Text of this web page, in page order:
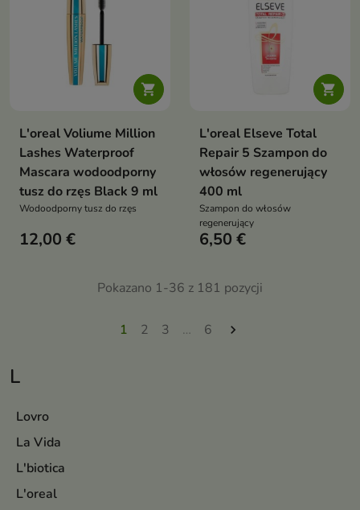
L
Lovro
La Vida
L'biotica
L'oreal

L'oreal Voliume Million
Lashes Waterproof
Mascara wodoodporny
tusz do rzęs Black 9 ml
Wodoodporny tusz do rzęs
12,00 €

L'oreal Elseve Total
Repair 5 Szampon do
włosów regenerujący
400 ml
Szampon do włosów
regenerujący
6,50 €
Pokazano 1-36 z 181 pozycji
1 2 3 … 6 